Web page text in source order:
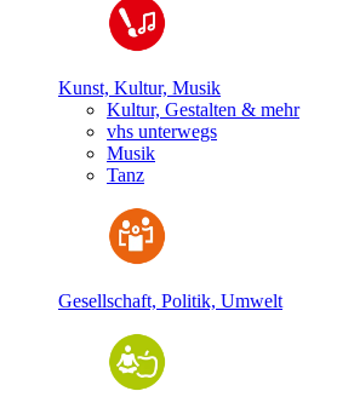
Kunst, Kultur, Musik
Kultur, Gestalten & mehr
vhs unterwegs
Musik
Tanz
Gesellschaft, Politik, Umwelt